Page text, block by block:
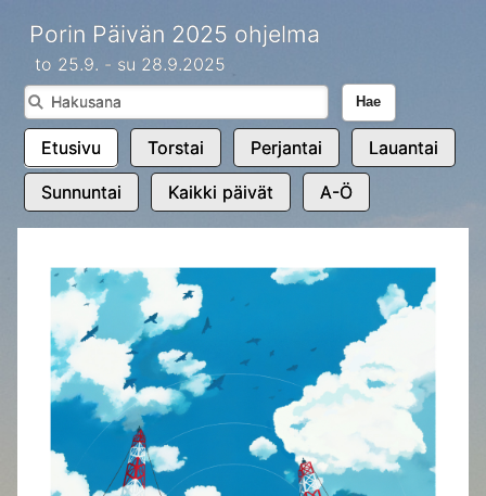
Porin Päivän 2025 ohjelma
to 25.9. - su 28.9.2025
Hae
Etusivu Torstai Perjantai Lauantai
Sunnuntai Kaikki päivät A-Ö